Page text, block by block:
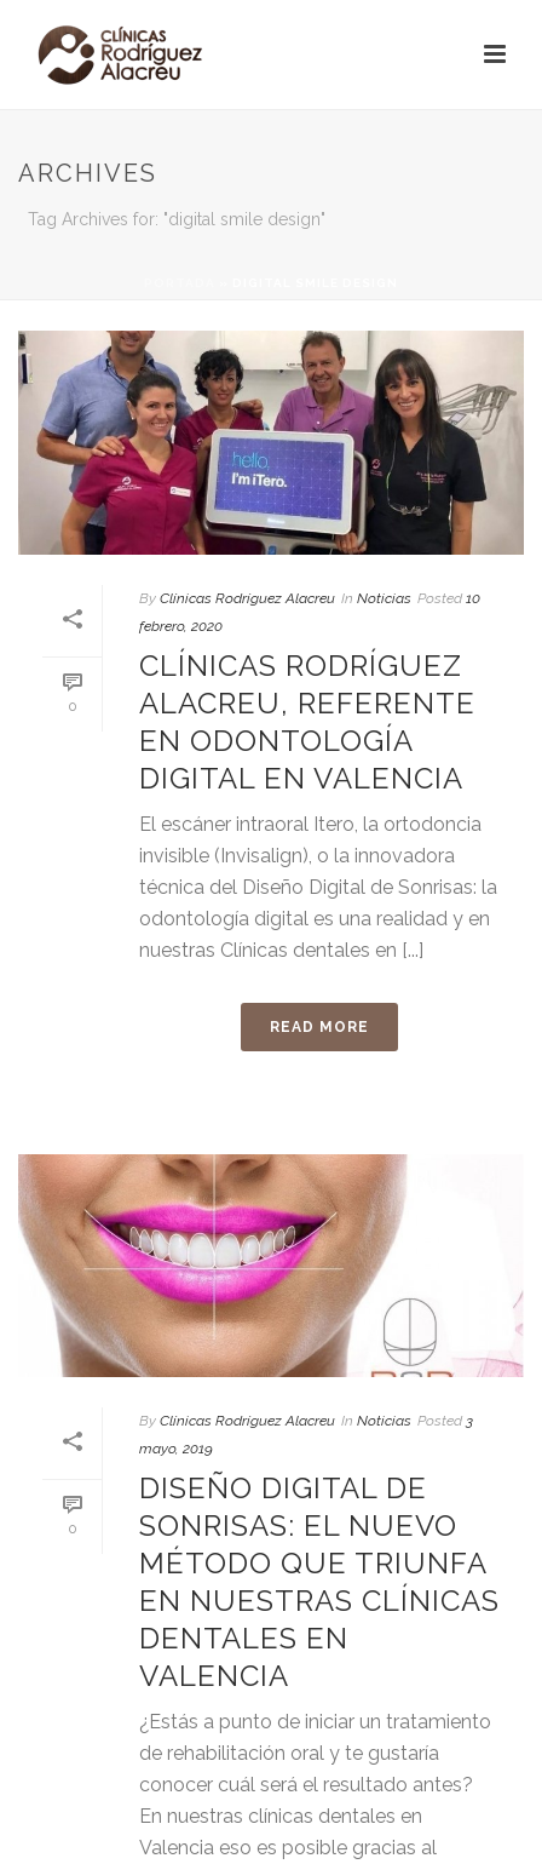
ARCHIVES
Tag Archives for: "digital smile design"
0
By Clínicas Rodríguez Alacreu In Noticias Posted 10
febrero, 2020
CLÍNICAS RODRÍGUEZ
ALACREU, REFERENTE
EN ODONTOLOGÍA
DIGITAL EN VALENCIA
El escáner intraoral Itero, la ortodoncia
invisible (Invisalign), o la innovadora
técnica del Diseño Digital de Sonrisas: la
odontología digital es una realidad y en
nuestras Clínicas dentales en [...]
READ MORE
0
By Clínicas Rodríguez Alacreu In Noticias Posted 3
mayo, 2019
DISEÑO DIGITAL DE
SONRISAS: EL NUEVO
MÉTODO QUE TRIUNFA
EN NUESTRAS CLÍNICAS
DENTALES EN
VALENCIA
¿Estás a punto de iniciar un tratamiento
de rehabilitación oral y te gustaría
conocer cuál será el resultado antes?
En nuestras clínicas dentales en
Valencia eso es posible gracias al